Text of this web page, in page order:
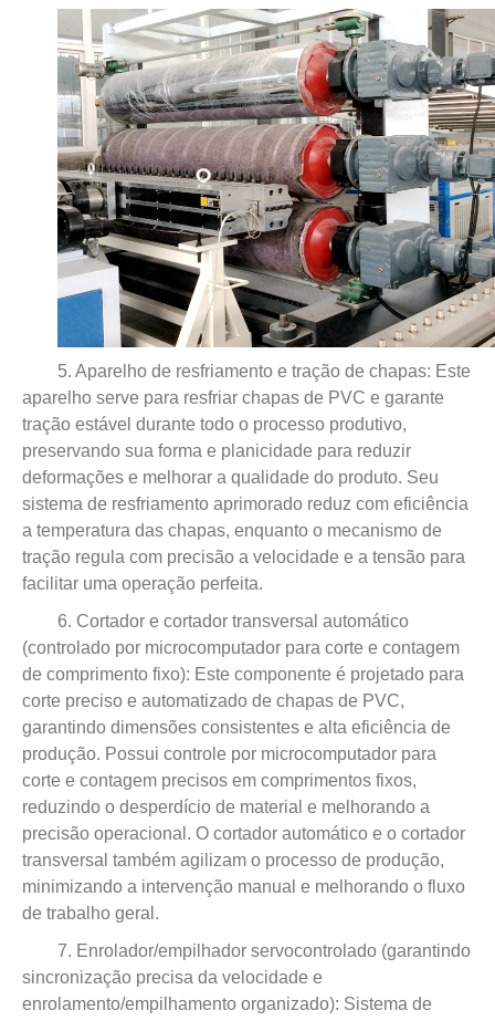
5. Aparelho de resfriamento e tração de chapas: Este
aparelho serve para resfriar chapas de PVC e garante
tração estável durante todo o processo produtivo,
preservando sua forma e planicidade para reduzir
deformações e melhorar a qualidade do produto. Seu
sistema de resfriamento aprimorado reduz com eficiência
a temperatura das chapas, enquanto o mecanismo de
tração regula com precisão a velocidade e a tensão para
facilitar uma operação perfeita.
6. Cortador e cortador transversal automático
(controlado por microcomputador para corte e contagem
de comprimento fixo): Este componente é projetado para
corte preciso e automatizado de chapas de PVC,
garantindo dimensões consistentes e alta eficiência de
produção. Possui controle por microcomputador para
corte e contagem precisos em comprimentos fixos,
reduzindo o desperdício de material e melhorando a
precisão operacional. O cortador automático e o cortador
transversal também agilizam o processo de produção,
minimizando a intervenção manual e melhorando o fluxo
de trabalho geral.
7. Enrolador/empilhador servocontrolado (garantindo
sincronização precisa da velocidade e
enrolamento/empilhamento organizado): Sistema de